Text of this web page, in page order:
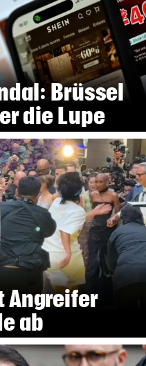
Brüssel
die Lupe
Angreifer
ab